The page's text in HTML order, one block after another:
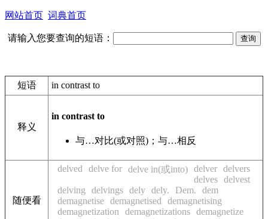
网站首页 词典首页
请输入您要查询的短语：
短语 in contrast to
释义
in contrast to
与…对比(或对照)；与…相反
随便看
delved delve for delve in(或into) delver delvers
delves delvest
delving
delvings dely dely. Dem.
dem
demagnetise demagnetised
demagnetising
demagnetization
demagnetizations demagnetize